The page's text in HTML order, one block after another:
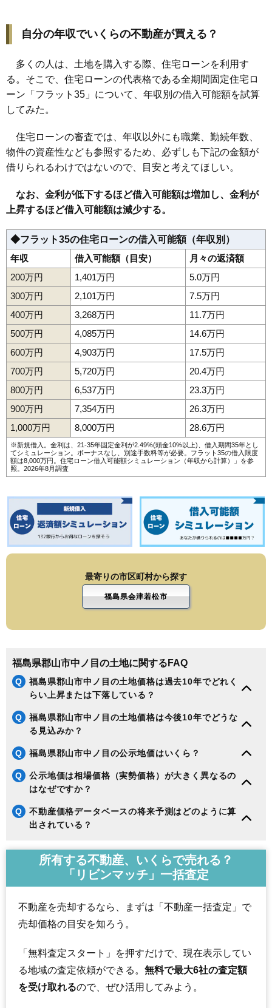
自分の年収でいくらの不動産が買える？
多くの人は、土地を購入する際、住宅ローンを利用す
る。そこで、住宅ローンの代表格である全期間固定住宅ロ
ーン「フラット35」について、年収別の借入可能額を試算
してみた。
住宅ローンの審査では、年収以外にも職業、勤続年数、
物件の資産性なども参照するため、必ずしも下記の金額が
借りられるわけではないので、目安と考えてほしい。
なお、金利が低下するほど借入可能額は増加し、金利が
上昇するほど借入可能額は減少する。
◆フラット35の住宅ローンの借入可能額（年収別）
年収
借入可能額（目安）
月々の返済額
200万円
1,401万円
5.0万円
300万円
2,101万円
7.5万円
400万円
3,268万円
11.7万円
500万円
4,085万円
14.6万円
600万円
4,903万円
17.5万円
700万円
5,720万円
20.4万円
800万円
6,537万円
23.3万円
900万円
7,354万円
26.3万円
1,000万円
8,000万円 28.6万円
※新規借入。金利は、21-35年固定金利が2.49%(頭金10%以上)、借入期間35年とし
てシミュレーション。ボーナスなし、別途手数料等が必要。フラット35の借入限度
額は8,000万円。 住宅ローン借入可能額シミュレーション（年収から計算）
」を参
照。2026年8月調査
最寄りの市区町村から探す
福島県会津若松市
福島県郡山市中ノ目の土地に関するFAQ
Q
福島県郡山市中ノ目の土地価格は過去10年でどれく
らい上昇または下落している？
Q
福島県郡山市中ノ目の土地価格は今後10年でどうな
る見込みか？
Q 福島県郡山市中ノ目の公示地価はいくら？
Q
公示地価は相場価格（実勢価格）が大きく異なるの
はなぜですか？
Q
不動産価格データベースの将来予測はどのように算
出されている？
所有する不動産、いくらで売れる？
「リビンマッチ」一括査定
不動産を売却するなら、まずは「不動産一括査定」で
売却価格の目安を知ろう。
「無料査定スタート」を押すだけで、現在表示してい
る地域の査定依頼ができる。 無料で最大6社の査定額
を受け取れるので、ぜひ活用してみよう。